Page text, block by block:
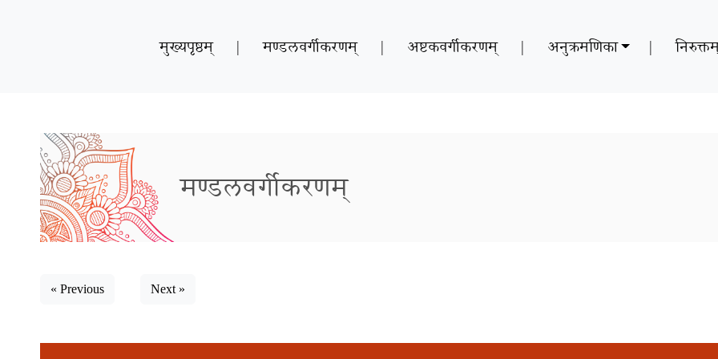
मुख्यपृष्ठम् | मण्डलवर्गीकरणम् | अष्टकवर्गीकरणम् | अनुक्रमणिका |
मण्डलवर्गीकरणम्
« Previous Next »